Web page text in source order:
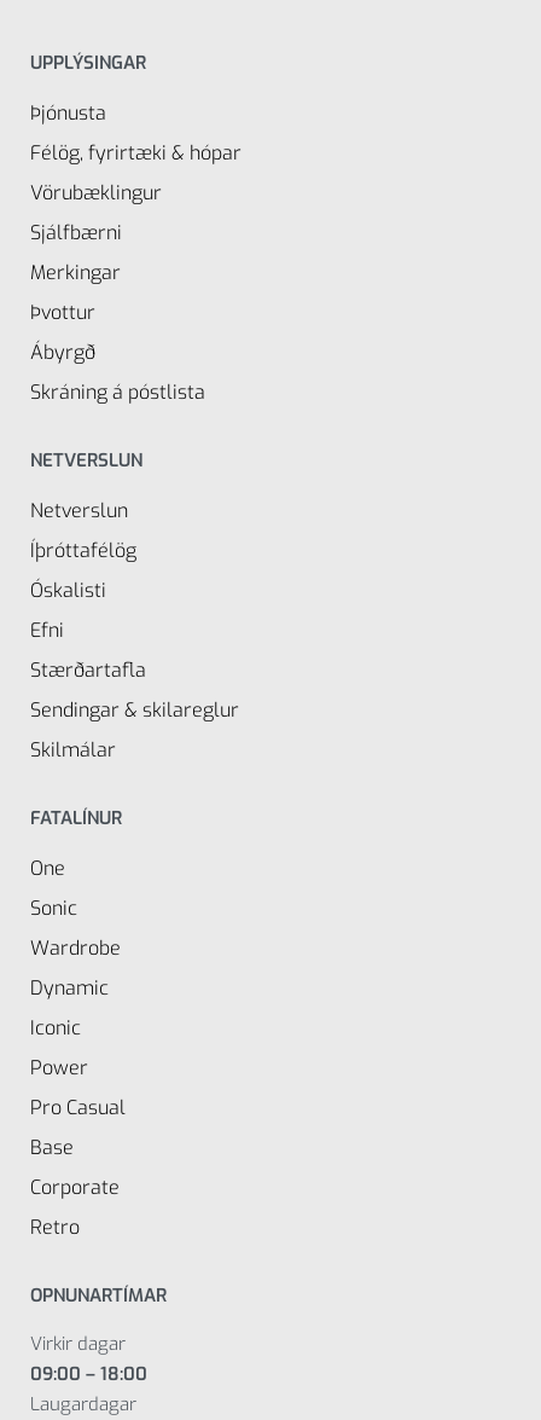
UPPLÝSINGAR
Þjónusta
Félög, fyrirtæki & hópar
Vörubæklingur
Sjálfbærni
Merkingar
Þvottur
Ábyrgð
Skráning á póstlista
NETVERSLUN
Netverslun
Íþróttafélög
Óskalisti
Efni
Stærðartafla
Sendingar & skilareglur
Skilmálar
FATALÍNUR
One
Sonic
Wardrobe
Dynamic
Iconic
Power
Pro Casual
Base
Corporate
Retro
OPNUNARTÍMAR
Virkir dagar
09:00 – 18:00
Laugardagar